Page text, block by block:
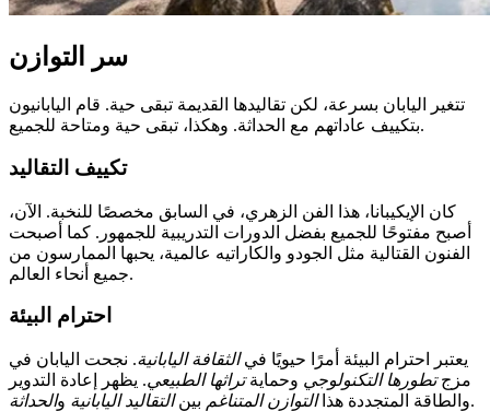
سر التوازن
تتغير اليابان بسرعة، لكن تقاليدها القديمة تبقى حية. قام اليابانيون
بتكييف عاداتهم مع الحداثة. وهكذا، تبقى حية ومتاحة للجميع.
تكييف التقاليد
كان الإيكيبانا، هذا الفن الزهري، في السابق مخصصًا للنخبة. الآن،
أصبح مفتوحًا للجميع بفضل الدورات التدريبية للجمهور. كما أصبحت
الفنون القتالية مثل الجودو والكاراتيه عالمية، يحبها الممارسون من
جميع أنحاء العالم.
احترام البيئة
يعتبر احترام البيئة أمرًا حيويًا فيالثقافة اليابانية. نجحت اليابان في
مزجتطورها التكنولوجي وحمايةتراثها الطبيعي. يظهر إعادة التدوير
والطاقة المتجددة هذاالتوازن المتناغم بينالتقاليد اليابانية والحداثة .